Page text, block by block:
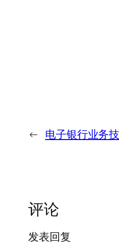
← 电子银行业务
评论
发表回复